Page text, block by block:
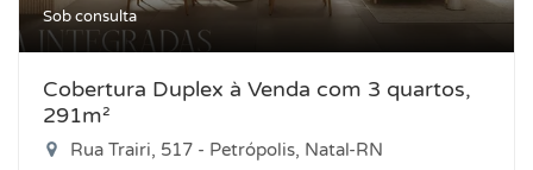
Sob consulta
Cobertura Duplex à Venda com 3 quartos,
291m²
Rua Trairi, 517 - Petrópolis, Natal-RN